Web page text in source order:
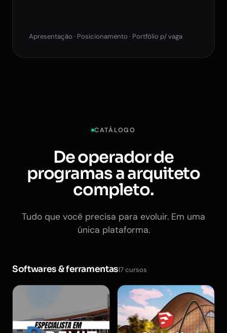
Apresentação · Posicionamento · Portfólio p/ vaga
CATÁLOGO
De operador de
programas a arquiteto
completo.
Tudo que você precisa para evoluir. Em uma
única plataforma.
Softwares & ferramentas17 cursos